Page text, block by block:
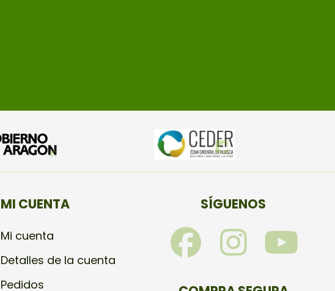
MI CUENTA
Mi cuenta
Detalles de la cuenta
Pedidos
SÍGUENOS
F
a
I
n
Y